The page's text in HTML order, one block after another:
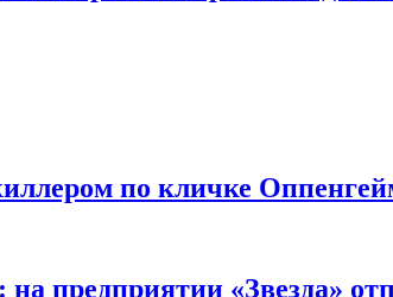
по кличке
предприятии «Звезда»